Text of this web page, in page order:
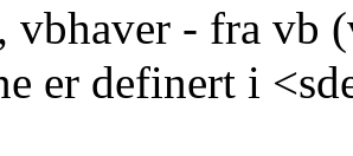
vbhaver - fra vb
er definert i